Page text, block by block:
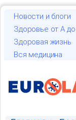
Новости и блоги
Здоровье от А
Здоровая жизнь
Вся медицина